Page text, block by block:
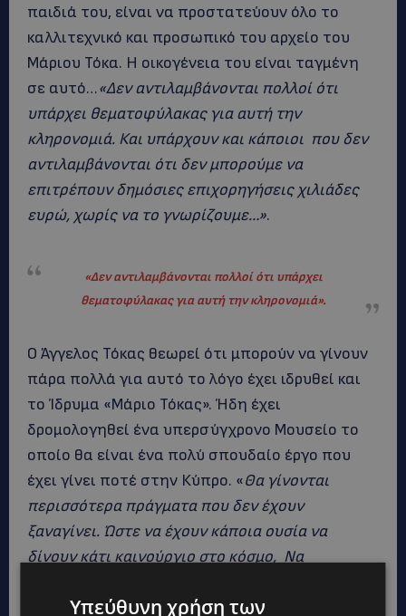
παιδιά του, είναι να προστατεύουν όλο το
καλλιτεχνικό και προσωπικό του αρχείο του
Μάριου Τόκα. Η οικογένεια του είναι ταγμένη
σε αυτό…«Δεν αντιλαμβάνονται πολλοί ότι
υπάρχει θεματοφύλακας για αυτή την
κληρονομιά. Και υπάρχουν και κάποιοι που δεν
αντιλαμβάνονται ότι δεν μπορούμε να
επιτρέπουν δημόσιες επιχορηγήσεις χιλιάδες
ευρώ, χωρίς να το γνωρίζουμε…».
«Δεν αντιλαμβάνονται πολλοί ότι υπάρχει
θεματοφύλακας για αυτή την κληρονομιά».
Ο Άγγελος Τόκας θεωρεί ότι μπορούν να γίνουν
πάρα πολλά για αυτό το λόγο έχει ιδρυθεί και
το Ίδρυμα «Μάριο Τόκας». Ήδη έχει
δρομολογηθεί ένα υπερσύγχρονο Μουσείο το
οποίο θα είναι ένα πολύ σπουδαίο έργο που
έχει γίνει ποτέ στην Κύπρο. «Θα γίνονται
περισσότερα πράγματα που δεν έχουν
ξαναγίνει. Ώστε να έχουν κάποια ουσία να
δίνουν κάτι καινούργιο στο κόσμο, Να
όσοι έχουν αγαπήσει».
Υπεύθυνη χρήση των